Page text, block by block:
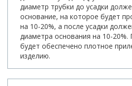
диаметр трубки до усадки
основание, на которое будет
на 10-20%, а после усадки
диаметра основания на 10-20%.
будет обеспечено плотное
изделию.